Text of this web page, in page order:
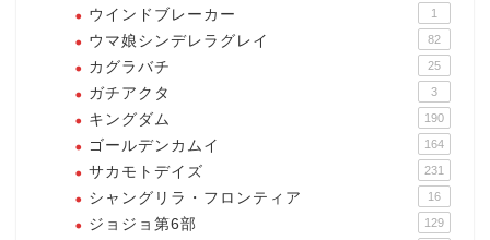
ウインドブレーカー 1
ウマ娘シンデレラグレイ 82
カグラバチ 25
ガチアクタ 3
キングダム 190
ゴールデンカムイ 164
サカモトデイズ 231
シャングリラ・フロンティア 16
ジョジョ第6部 129